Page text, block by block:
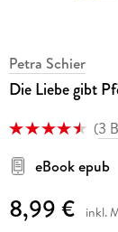
Petra Schier
Die Liebe gibt
(3
eBook epub
8,99 € inkl.